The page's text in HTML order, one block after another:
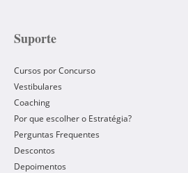
Suporte
Cursos por Concurso
Vestibulares
Coaching
Por que escolher o Estratégia?
Perguntas Frequentes
Descontos
Depoimentos